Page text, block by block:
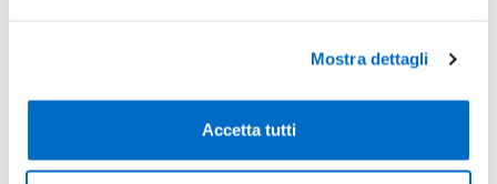
Mostra dettagli
Accetta tutti
Calcola il preventivo
Quantità consigliata
100pz.Prezzo unitario:€ 9,39IVA incl.Totale:€ 939,01